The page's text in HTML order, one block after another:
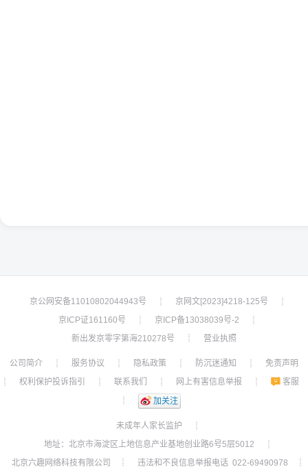
京公网安备11010802044943号 ┊ 京网文[2023]4218-125号
┊
京ICP证161160号
┊ 京ICP备13038039号-2
┊
新出发京零字第海210278号
┊ 营业执照
公司简介 ┊ 服务协议 ┊ 隐私政策 ┊ 防沉迷通知 ┊
免责声明
┊
权利保护投诉指引 ┊ 联系我们 ┊ 网上有害信息举报 ┊
客服
┊
加关注
未成年人家长监护
┊
地址：北京市海淀区上地信息产业基地创业路6号5层5012
┊
北京六趣网络科技有限公司
┊ 违法和不良信息举报电话 022-69490978
┊